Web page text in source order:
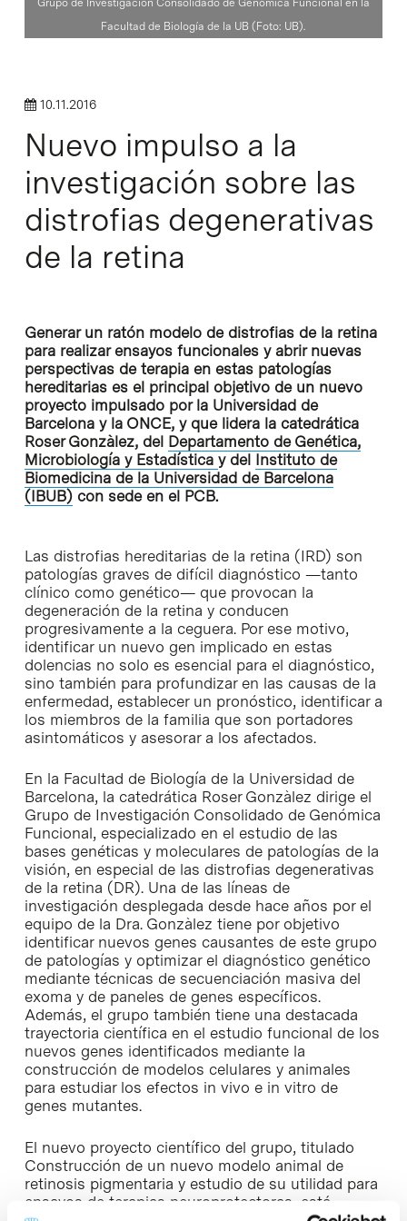
Grupo de Investigación Consolidado de Genómica Funcional en la
Facultad de Biología de la UB (Foto: UB).
10.11.2016
Nuevo impulso a la
investigación sobre las
distrofias degenerativas
de la retina
Generar un ratón modelo de distrofias de la retina
para realizar ensayos funcionales y abrir nuevas
perspectivas de terapia en estas patologías
hereditarias es el principal objetivo de un nuevo
proyecto impulsado por la Universidad de
Barcelona y la ONCE, y que lidera la catedrática
Roser Gonzàlez, del Departamento de Genética,
Microbiología y Estadística y del Instituto de
Biomedicina de la Universidad de Barcelona
(IBUB)con sede en el PCB.
Las distrofias hereditarias de la retina (IRD) son
patologías graves de difícil diagnóstico —tanto
clínico como genético— que provocan la
degeneración de la retina y conducen
progresivamente a la ceguera. Por ese motivo,
identificar un nuevo gen implicado en estas
dolencias no solo es esencial para el diagnóstico,
sino también para profundizar en las causas de la
enfermedad, establecer un pronóstico, identificar a
los miembros de la familia que son portadores
asintomáticos y asesorar a los afectados.
En la Facultad de Biología de la Universidad de
Barcelona, la catedrática Roser Gonzàlez dirige el
Grupo de Investigación Consolidado de Genómica
Funcional, especializado en el estudio de las
bases genéticas y moleculares de patologías de la
visión, en especial de las distrofias degenerativas
de la retina (DR). Una de las líneas de
investigación desplegada desde hace años por el
equipo de la Dra. Gonzàlez tiene por objetivo
identificar nuevos genes causantes de este grupo
de patologías y optimizar el diagnóstico genético
mediante técnicas de secuenciación masiva del
exoma y de paneles de genes específicos.
Además, el grupo también tiene una destacada
trayectoria científica en el estudio funcional de los
nuevos genes identificados mediante la
construcción de modelos celulares y animales
para estudiar los efectos in vivo e in vitro de
genes mutantes.
El nuevo proyecto científico del grupo, titulado
Construcción de un nuevo modelo animal de
retinosis pigmentaria y estudio de su utilidad para
ensayos de terapias neuroprotectoras, está